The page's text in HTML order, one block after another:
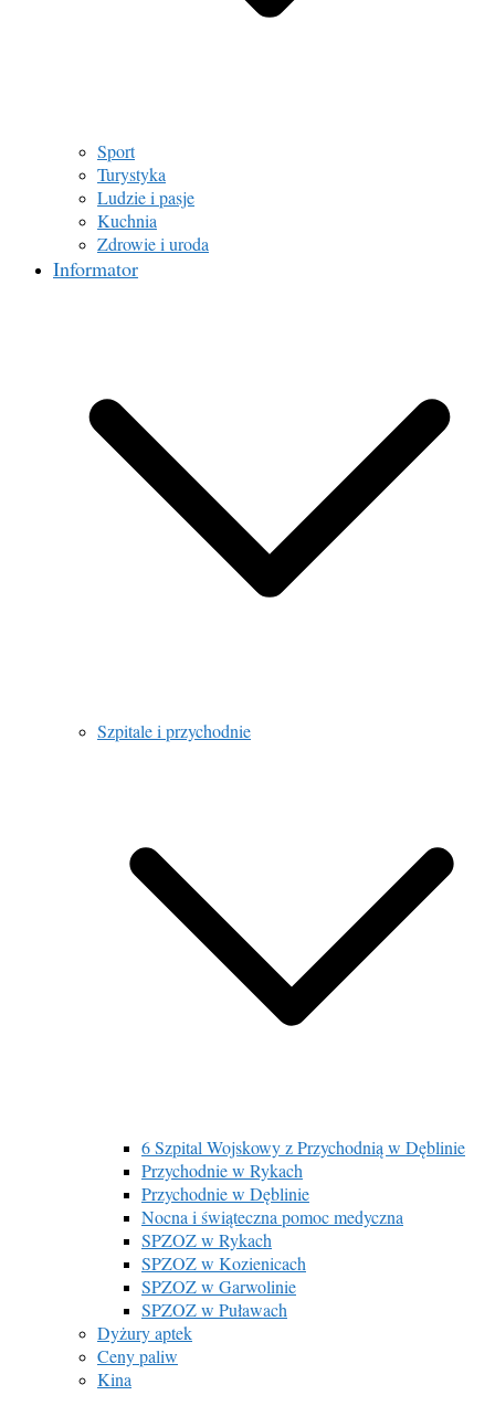
Sport
Turystyka
Ludzie i pasje
Kuchnia
Zdrowie i uroda
Informator
Szpitale i przychodnie
6 Szpital Wojskowy z Przychodnią w Dęblinie
Przychodnie w Rykach
Przychodnie w Dęblinie
Nocna i świąteczna pomoc medyczna
SPZOZ w Rykach
SPZOZ w Kozienicach
SPZOZ w Garwolinie
SPZOZ w Puławach
Dyżury aptek
Ceny paliw
Kina